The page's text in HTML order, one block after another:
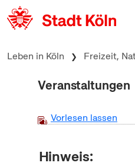
zum Inhalt springen
Leben in Köln Freizeit,
Veranstaltungen
Vorlesen lassen
Hinweis: